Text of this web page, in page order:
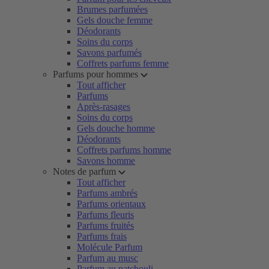
Brumes parfumées
Gels douche femme
Déodorants
Soins du corps
Savons parfumés
Coffrets parfums femme
Parfums pour hommes
Tout afficher
Parfums
Après-rasages
Soins du corps
Gels douche homme
Déodorants
Coffrets parfums homme
Savons homme
Notes de parfum
Tout afficher
Parfums ambrés
Parfums orientaux
Parfums fleuris
Parfums fruités
Parfums frais
Molécule Parfum
Parfum au musc